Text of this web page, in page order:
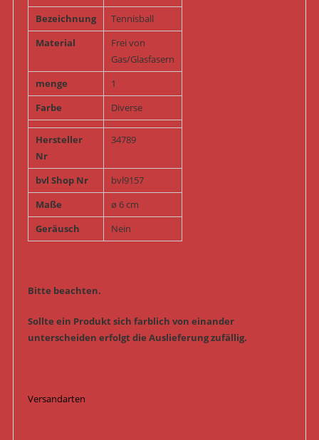
Bezeichnung
Tennisball
Material
Frei von
Gas/Glasfasern
menge
1
Farbe
Diverse
Hersteller
Nr
34789
bvl Shop Nr
bvl9157
Maße
ø 6 cm
Geräusch
Nein
Bitte beachten.
Sollte ein Produkt sich farblich von einander
unterscheiden erfolgt die Auslieferung zufällig.
Versandarten